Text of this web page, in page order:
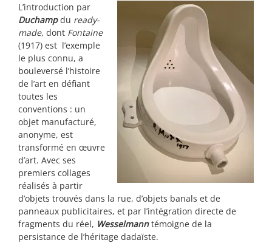
L’introduction par
Duchampdu ready-
made, dont Fontaine
(1917) est l’exemple
le plus connu, a
bouleversé l’histoire
de l’art en défiant
toutes les
conventions : un
objet manufacturé,
anonyme, est
transformé en œuvre
d’art. Avec ses
premiers collages
réalisés à partir
d’objets trouvés dans la rue, d’objets banals et de
panneaux publicitaires, et par l’intégration directe de
fragments du réel, Wesselmanntémoigne de la
persistance de l’héritage dadaïste.